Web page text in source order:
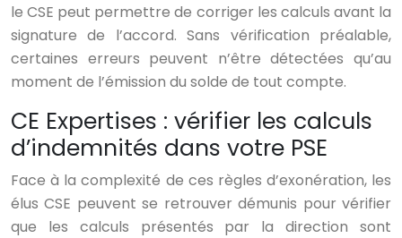
le CSE peut permettre de corriger les calculs avant la
signature de l’accord. Sans vérification préalable,
certaines erreurs peuvent n’être détectées qu’au
moment de l’émission du solde de tout compte.
CE Expertises : vérifier les calculs
d’indemnités dans votre PSE
Face à la complexité de ces règles d’exonération, les
élus CSE peuvent se retrouver démunis pour vérifier
que les calculs présentés par la direction sont